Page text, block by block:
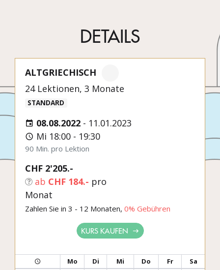
DETAILS
ALTGRIECHISCH
24 Lektionen, 3 Monate
STANDARD
08.08.2022 - 11.01.2023
Mi 18:00 - 19:30
90 Min. pro Lektion
CHF 2'205.-
ab CHF 184.- pro
Monat
Zahlen Sie in 3 - 12 Monaten, 0% Gebühren
KURS KAUFEN
Mo Di Mi Do Fr
Sa